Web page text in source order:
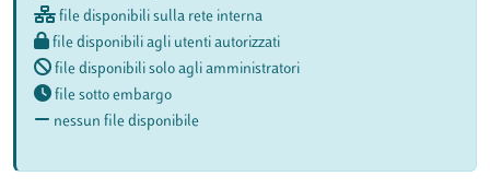
file disponibili sulla rete interna
file disponibili agli utenti autorizzati
file disponibili solo agli amministratori
file sotto embargo
nessun file disponibile